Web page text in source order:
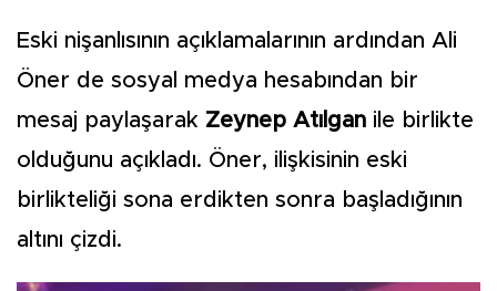
Eski nişanlısının açıklamalarının ardından Ali
Öner de sosyal medya hesabından bir
mesaj paylaşarak Zeynep Atılgan ile birlikte
olduğunu açıkladı. Öner, ilişkisinin eski
birlikteliği sona erdikten sonra başladığının
altını çizdi.